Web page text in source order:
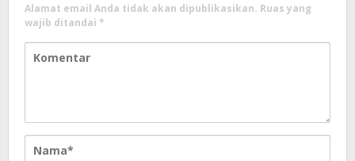
Alamat email Anda tidak akan dipublikasikan. Ruas yang
wajib ditandai *